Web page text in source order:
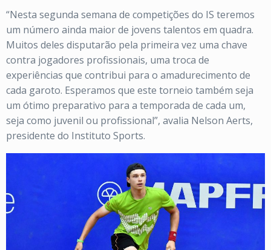
“Nesta segunda semana de competições do IS teremos
um número ainda maior de jovens talentos em quadra.
Muitos deles disputarão pela primeira vez uma chave
contra jogadores profissionais, uma troca de
experiências que contribui para o amadurecimento de
cada garoto. Esperamos que este torneio também seja
um ótimo preparativo para a temporada de cada um,
seja como juvenil ou profissional”, avalia Nelson Aerts,
presidente do Instituto Sports.